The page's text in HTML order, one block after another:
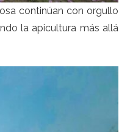
continúan con orgullo
la apicultura más allá